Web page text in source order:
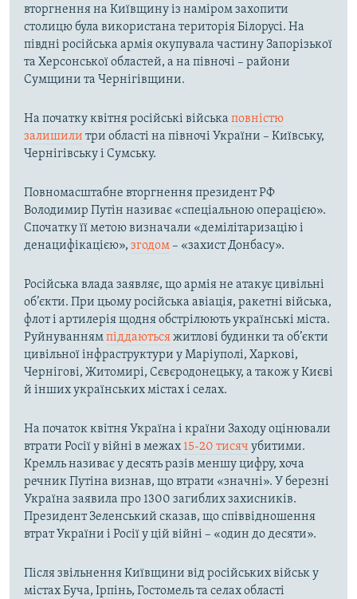
вторгнення на Київщину із наміром захопити
столицю була використана територія Білорусі. На
півдні російська армія окупувала частину Запорізької
та Херсонської областей, а на півночі – райони
Сумщини та Чернігівщини.
На початку квітня російські війська повністю
залишили три області на півночі України – Київську,
Чернігівську і Сумську.
Повномасштабне вторгнення президент РФ
Володимир Путін називає «спеціальною операцією».
Спочатку її метою визначали «демілітаризацію і
денацифікацією», згодом– «захист Донбасу».
Російська влада заявляє, що армія не атакує цивільні
об’єкти. При цьому російська авіація, ракетні війська,
флот і артилерія щодня обстрілюють українські міста.
Руйнуваннямпіддаютьсяжитлові будинки та об’єкти
цивільної інфраструктури у Маріуполі, Харкові,
Чернігові, Житомирі, Сєвєродонецьку, а також у Києві
й інших українських містах і селах.
На початок квітня Україна і країни Заходу оцінювали
втрати Росії у війні в межах 15-20 тисяч убитими.
Кремль називає у десять разів меншу цифру, хоча
речник Путіна визнав, що втрати «значні». У березні
Україна заявила про 1300 загиблих захисників.
Президент Зеленський сказав, що співвідношення
втрат України і Росії у цій війні – «один до десяти».
Після звільнення Київщини від російських військ у
містах Буча, Ірпінь, Гостомель та селах області